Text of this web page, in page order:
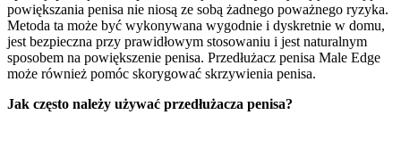
powiększania penisa nie niosą ze sobą żadnego poważnego ryzyka.
Metoda ta może być wykonywana wygodnie i dyskretnie w domu,
jest bezpieczna przy prawidłowym stosowaniu i jest naturalnym
sposobem na powiększenie penisa. Przedłużacz penisa Male Edge
może również pomóc skorygować skrzywienia penisa.
Jak często należy używać przedłużacza penisa?